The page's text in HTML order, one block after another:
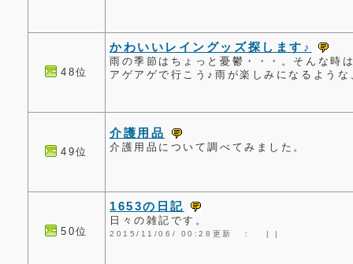
48位
かわいいレイングッズ探します♪
雨の季節はちょっと憂鬱・・・。そんな時
アゲアゲで行こう♪雨が楽しみになるよう
49位
介護用品
介護用品について調べてみました。
50位
1653の日記
日々の雑記です。
2015/11/06/ 00:28更新 ： | |